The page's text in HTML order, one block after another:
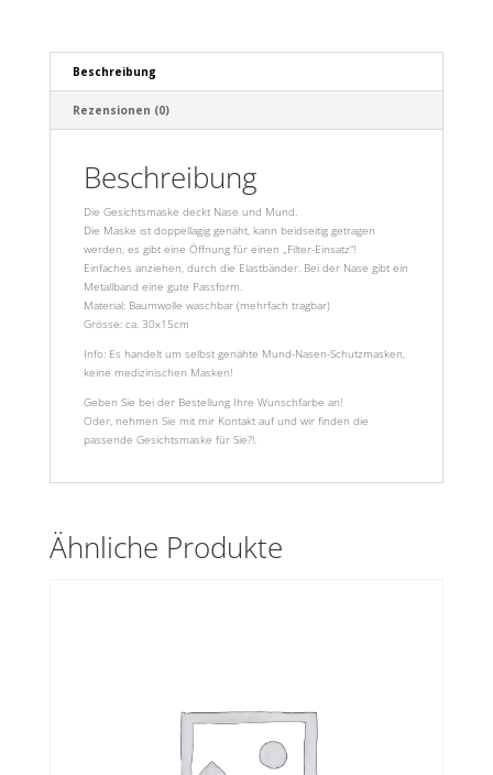
Beschreibung
Rezensionen (0)
Beschreibung
Die Gesichtsmaske deckt Nase und Mund.
Die Maske ist doppe­llagig genäht, kann beidseitig getragen
werden, es gibt eine Öffnung für einen „Filter-Einsatz“!
Einfaches anziehen, durch die Elastbänd­er. Bei der Nase gibt ein
Metallband​ eine gute Passform.
Material: Baumwolle waschbar (mehrfach tragbar)
Grösse: ca. 30x15cm
Info:​ Es handelt um selbst genähte Mun­d-Nasen-Schutzmasken,
keine medizinischen Masken!
Geben Sie bei der Bestellung Ihre Wunschfarbe an!
Oder, nehmen Sie mit mir Kontakt auf und wir finden die
passende Gesichtsmaske für Sie?!.
Ähnliche Produkte